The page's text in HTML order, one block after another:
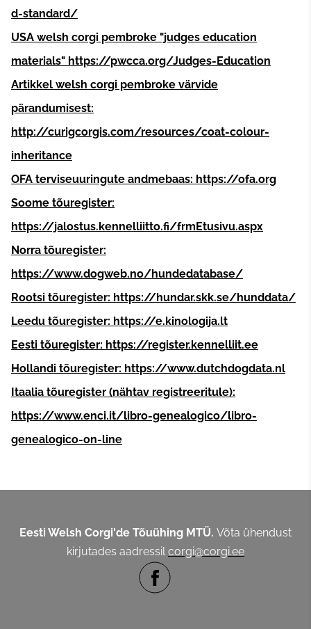
d-standard/
USA welsh corgi pembroke "judges education
materials" https://pwcca.org/Judges-Education
Artikkel welsh corgi pembroke värvide
pärandumisest:
http://curigcorgis.com/resources/coat-colour-
inheritance
OFA terviseuuringute andmebaas: https://ofa.org
Soome tõuregister:
https://jalostus.kennelliitto.fi/frmEtusivu.aspx
Norra tõuregister:
https://www.dogweb.no/hundedatabase/
Rootsi tõuregister: https://hundar.skk.se/hunddata/
Leedu tõuregister: https://e.kinologija.lt
Eesti tõuregister: https://register.kennelliit.ee
Hollandi tõuregister: https://www.dutchdogdata.nl
Itaalia tõuregister (nähtav registreeritule):
https://www.enci.it/libro-genealogico/libro-
genealogico-on-line
Eesti Welsh Corgi'de Tõuühing MTÜ. Võta ühendust
kirjutades aadressilcorgi@corgi.ee